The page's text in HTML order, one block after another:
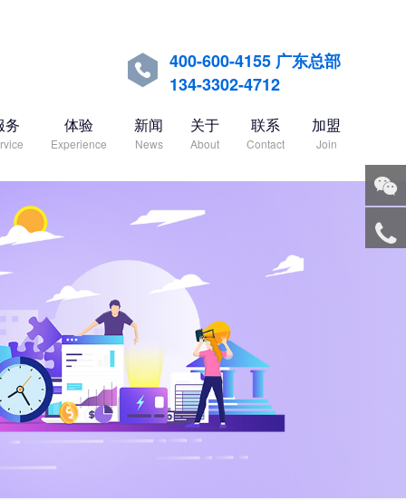

400-600-4155 广东总部
134-3302-4712
务 体验
Experience
新闻
News
关于
About
联系
Contact
加盟
Join
微信